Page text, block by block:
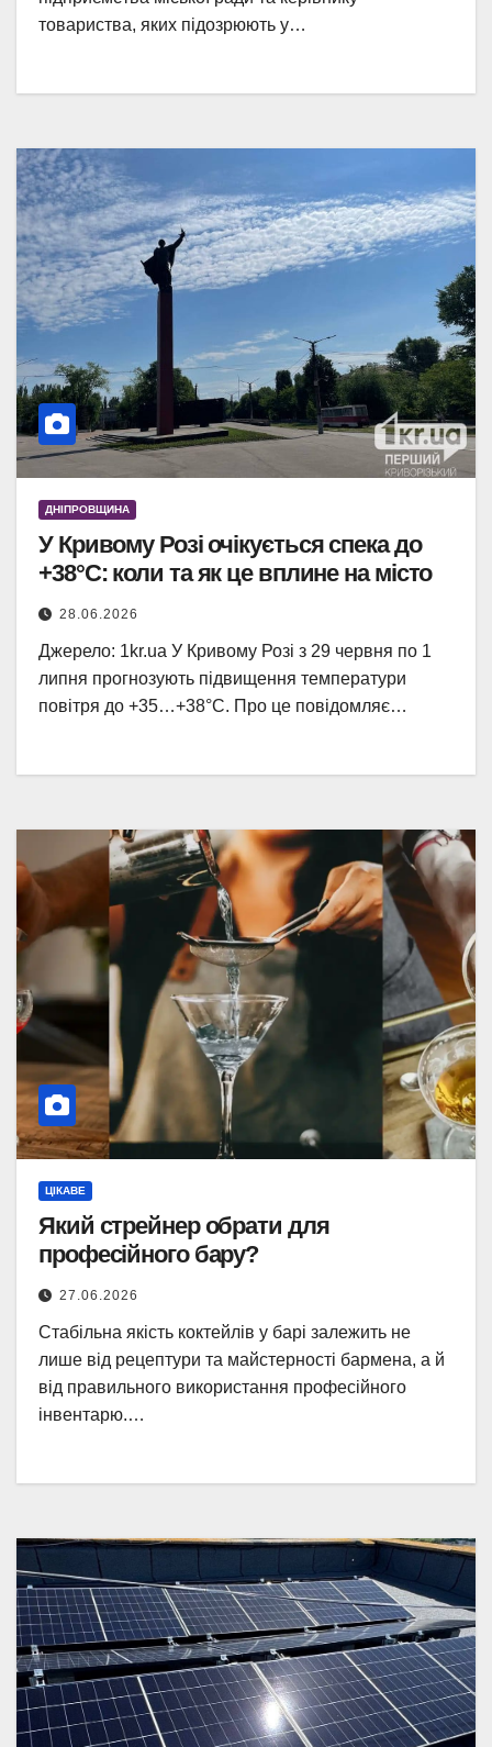
товариства, яких підозрюють у…
ДНІПРОВЩИНА
У Кривому Розі очікується спека до
+38°С: коли та як це вплине на місто
28.06.2026
Джерело: 1kr.ua У Кривому Розі з 29 червня по 1
липня прогнозують підвищення температури
повітря до +35…+38°С. Про це повідомляє…
ЦІКАВЕ
Який стрейнер обрати для
професійного бару?
27.06.2026
Стабільна якість коктейлів у барі залежить не
лише від рецептури та майстерності бармена, а й
від правильного використання професійного
інвентарю.…